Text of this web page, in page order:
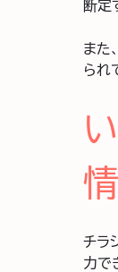
断定
また
られ
チラ
力で